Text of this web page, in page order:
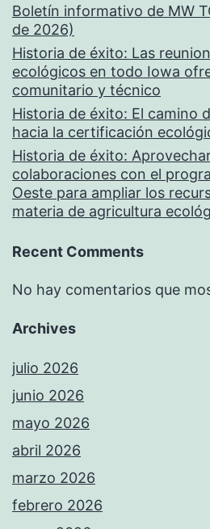
Boletín informativo de MW
de 2026)
Historia de éxito: Las
ecológicos en todo Iowa
comunitario y técnico
Historia de éxito: El camino
hacia la certificación
Historia de éxito:
colaboraciones con el
Oeste para ampliar los
materia de agricultura
Recent Comments
No hay comentarios que
Archives
julio 2026
junio 2026
mayo 2026
abril 2026
marzo 2026
febrero 2026